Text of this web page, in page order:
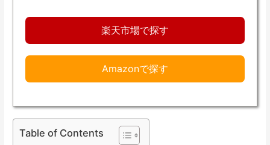
楽天市場で探す
Amazonで探す
Table of Contents